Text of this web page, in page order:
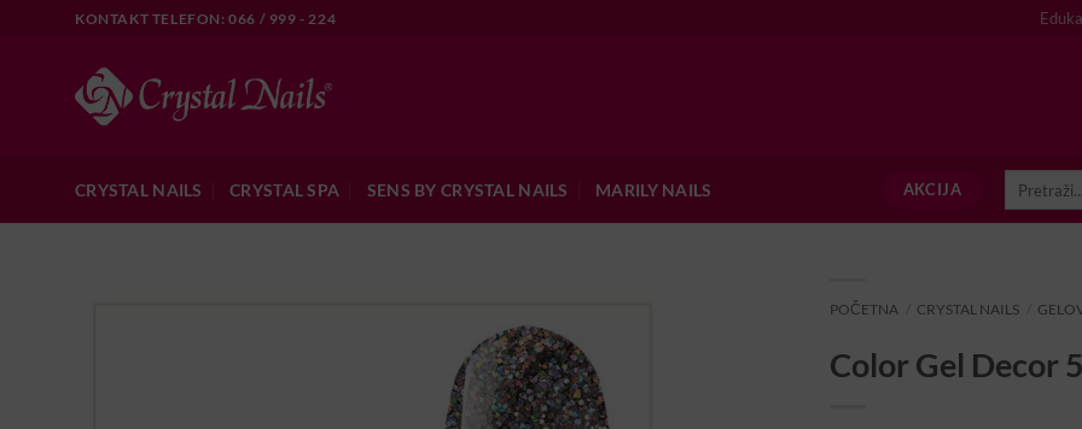
KONTAKT TELEFON: 066 / 999 - 224
CRYSTAL NAILS CRYSTAL SPA SENS BY CRYSTAL NAILS MARILY NAILS AKCIJA
POČETNA CRYSTAL NAILS
Color Gel Decor